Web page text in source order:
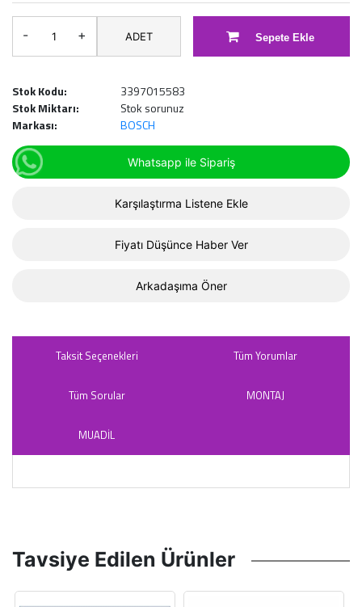
- + ADET Sepete Ekle
Stok Kodu:
3397015583
Stok Miktarı:
Stok sorunuz
Markası:
BOSCH
Whatsapp ile Sipariş
Karşılaştırma Listene Ekle
Fiyatı Düşünce Haber Ver
Arkadaşıma Öner
Taksit Seçenekleri Tüm Yorumlar
Tüm Sorular MONTAJ
MUADİL
Tavsiye Edilen Ürünler